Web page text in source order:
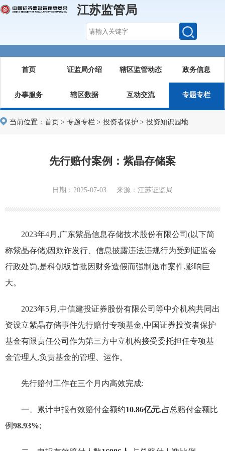
江苏监管局
首页 证监局介绍 辖区监管动态 政务信息
办事服务 辖区数据 互动交流 专题专栏
当前位置： 首页 > 专题专栏 > 投资者保护 > 投资知识园地
先行赔付案例：紫晶存储案​​
日期：2025-07-03 来源：江苏证监局
2023年4月,广东紫晶信息存储技术股份有限公司(以下简
称紫晶存储)因欺诈发行、信息披露违法违规行为受到证监会
行政处罚,是科创板首批因财务造假而强制退市案件,影响巨
大。
2023年5月,中信建投证券股份有限公司等中介机构共同出
资设立紫晶存储事件先行赔付专项基金,中国证券投资者保护
基金有限责任公司作为第三方中立机构接受委托担任专项基
金管理人,负责基金的管理、运作。
先行赔付工作在三个月内高效完成:
一、 累计申报有效赔付金额约10.86亿元,占总赔付金额比
例98.93%;